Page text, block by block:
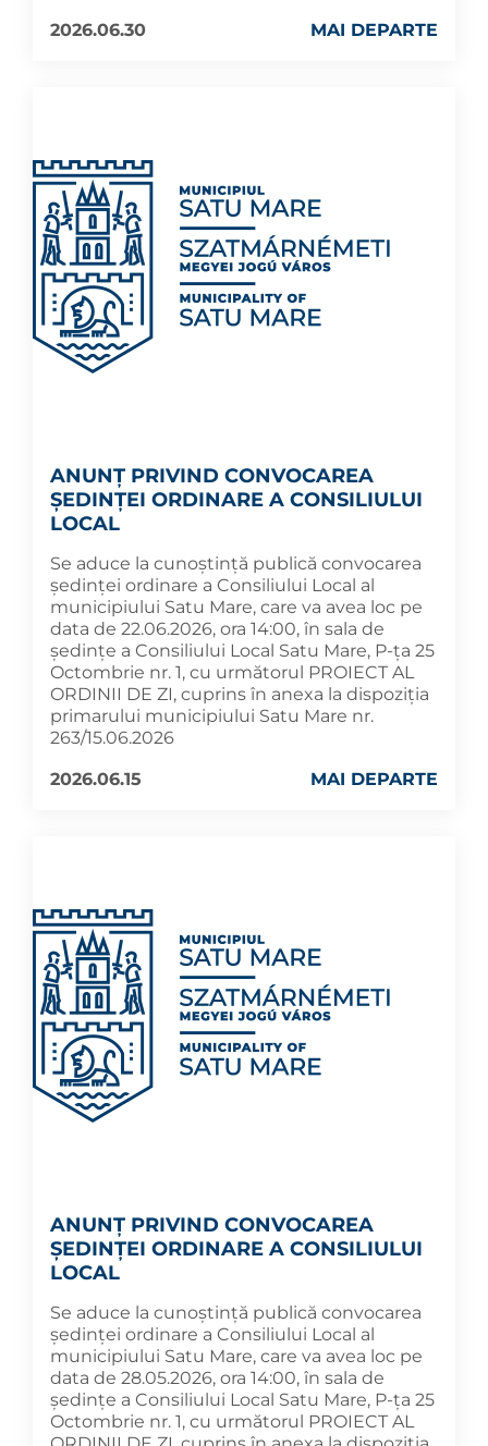
2026.06.30
MAI DEPARTE
ANUNȚ PRIVIND CONVOCAREA
ȘEDINȚEI ORDINARE A CONSILIULUI
LOCAL
Se aduce la cunoștință publică convocarea
ședinței ordinare a Consiliului Local al
municipiului Satu Mare, care va avea loc pe
data de 22.06.2026, ora 14:00, în sala de
ședințe a Consiliului Local Satu Mare, P-ța 25
Octombrie nr. 1, cu următorul PROIECT AL
ORDINII DE ZI, cuprins în anexa la dispoziția
primarului municipiului Satu Mare nr.
263/15.06.2026
2026.06.15
MAI DEPARTE
ANUNȚ PRIVIND CONVOCAREA
ȘEDINȚEI ORDINARE A CONSILIULUI
LOCAL
Se aduce la cunoștință publică convocarea
ședinței ordinare a Consiliului Local al
municipiului Satu Mare, care va avea loc pe
data de 28.05.2026, ora 14:00, în sala de
ședințe a Consiliului Local Satu Mare, P-ța 25
Octombrie nr. 1, cu următorul PROIECT AL